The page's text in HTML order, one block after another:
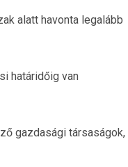
alatt havonta legalább
határidőig van
gazdasági társaságok,